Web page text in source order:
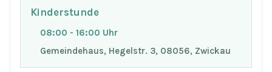
Kinderstunde
08:00 - 16:00 Uhr
Gemeindehaus, Hegelstr. 3, 08056, Zwickau